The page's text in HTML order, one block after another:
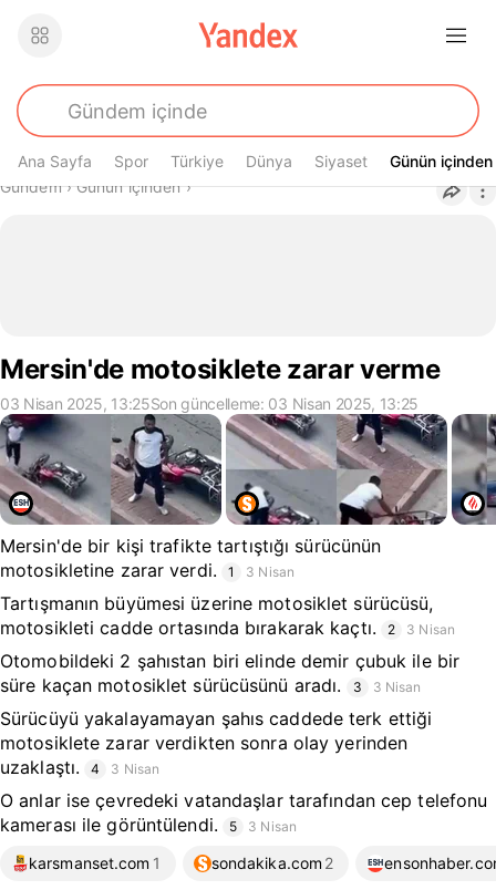
Ana Sayfa Spor Türkiye Dünya Siyaset Günün içinden
Günün içinden
Buradasın
Gündem› Günün içinden›
Mersin'de motosiklete zarar verme
03 Nisan 2025, 13:25Son güncelleme: 03 Nisan 2025, 13:25
Mersin'de bir kişi trafikte tartıştığı sürücünün
motosikletine zarar verdi.
1 3 Nisan
Tartışmanın büyümesi üzerine motosiklet sürücüsü,
motosikleti cadde ortasında bırakarak kaçtı.
2 3 Nisan
Otomobildeki 2 şahıstan biri elinde demir çubuk ile bir
süre kaçan motosiklet sürücüsünü aradı.
3 3 Nisan
Sürücüyü yakalayamayan şahıs caddede terk ettiği
motosiklete zarar verdikten sonra olay yerinden
uzaklaştı.
4 3 Nisan
O anlar ise çevredeki vatandaşlar tarafından cep telefonu
kamerası ile görüntülendi.
5 3 Nisan
karsmanset.com 1 sondakika.com 2